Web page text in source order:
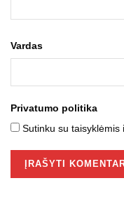
Vardas
Privatumo politika
Sutinku su taisyklėmis